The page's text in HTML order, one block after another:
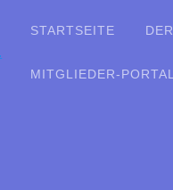
STARTSEITE
MITGLIEDER-PORTAL